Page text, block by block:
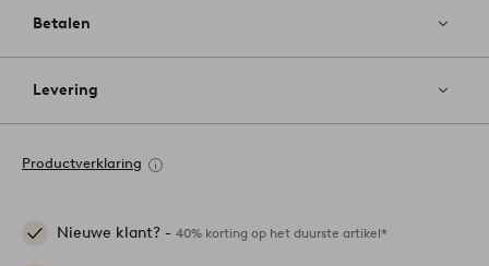
Betalen
Levering
Productverklaring
Nieuwe klant? - 40% korting op het duurste artikel*